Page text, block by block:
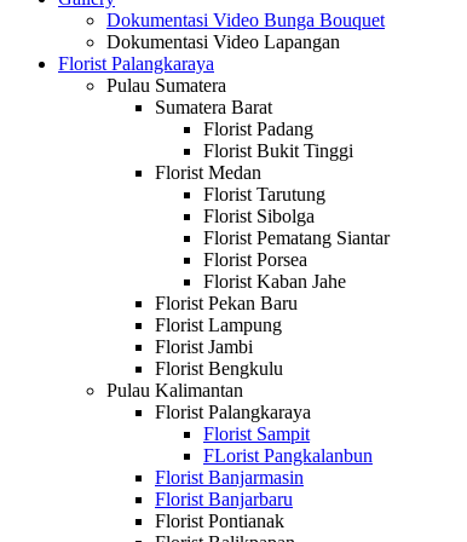
Dokumentasi Video Bunga Bouquet
Dokumentasi Video Lapangan
Florist Palangkaraya
Pulau Sumatera
Sumatera Barat
Florist Padang
Florist Bukit Tinggi
Florist Medan
Florist Tarutung
Florist Sibolga
Florist Pematang Siantar
Florist Porsea
Florist Kaban Jahe
Florist Pekan Baru
Florist Lampung
Florist Jambi
Florist Bengkulu
Pulau Kalimantan
Florist Palangkaraya
Florist Sampit
FLorist Pangkalanbun
Florist Banjarmasin
Florist Banjarbaru
Florist Pontianak